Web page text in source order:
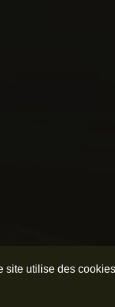
site utilise des